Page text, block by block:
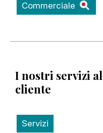
Commerciale
I nostri servizi al
cliente
Servizi